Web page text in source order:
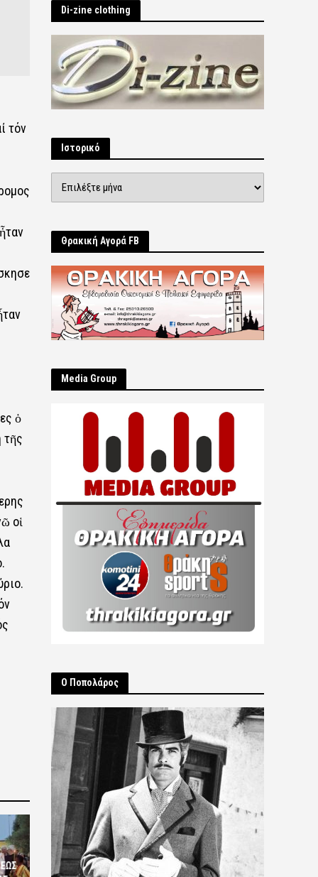
τόν
ὁ
τῆς
οἱ
Di-zine clothing
Ιστορικό
Θρακική Αγορά FB
Μedia Group
Ο Ποπολάρος